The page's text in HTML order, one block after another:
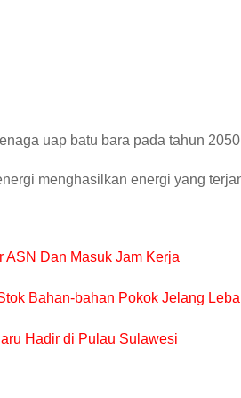
uap batu bara pada tahun
menghasilkan energi yang
Dan Masuk Jam Kerja
Bahan-bahan Pokok Jelang
Hadir di Pulau Sulawesi